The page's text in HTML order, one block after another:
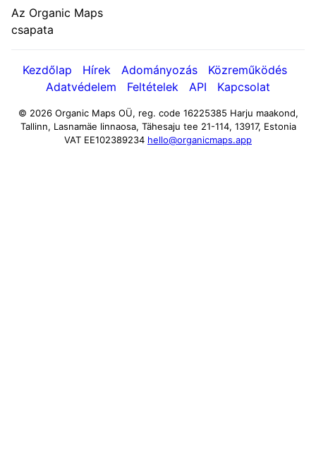
Az Organic Maps
csapata
Kezdőlap Hírek Adományozás
Közreműködés
Adatvédelem
Feltételek API Kapcsolat
© 2026 Organic Maps OÜ, reg. code 16225385 Harju maakond,
Tallinn, Lasnamäe linnaosa, Tähesaju tee 21-114, 13917, Estonia
VAT EE102389234 hello@organicmaps.app